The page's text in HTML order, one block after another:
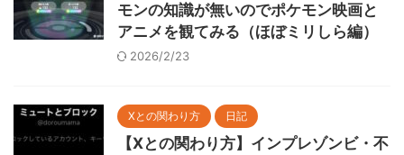
モンの知識が無いのでポケモン映画と
アニメを観てみる（ほぼミリしら編）
2026/2/23
Xとの関わり方 日記
【Xとの関わり方】インプレゾンビ・不